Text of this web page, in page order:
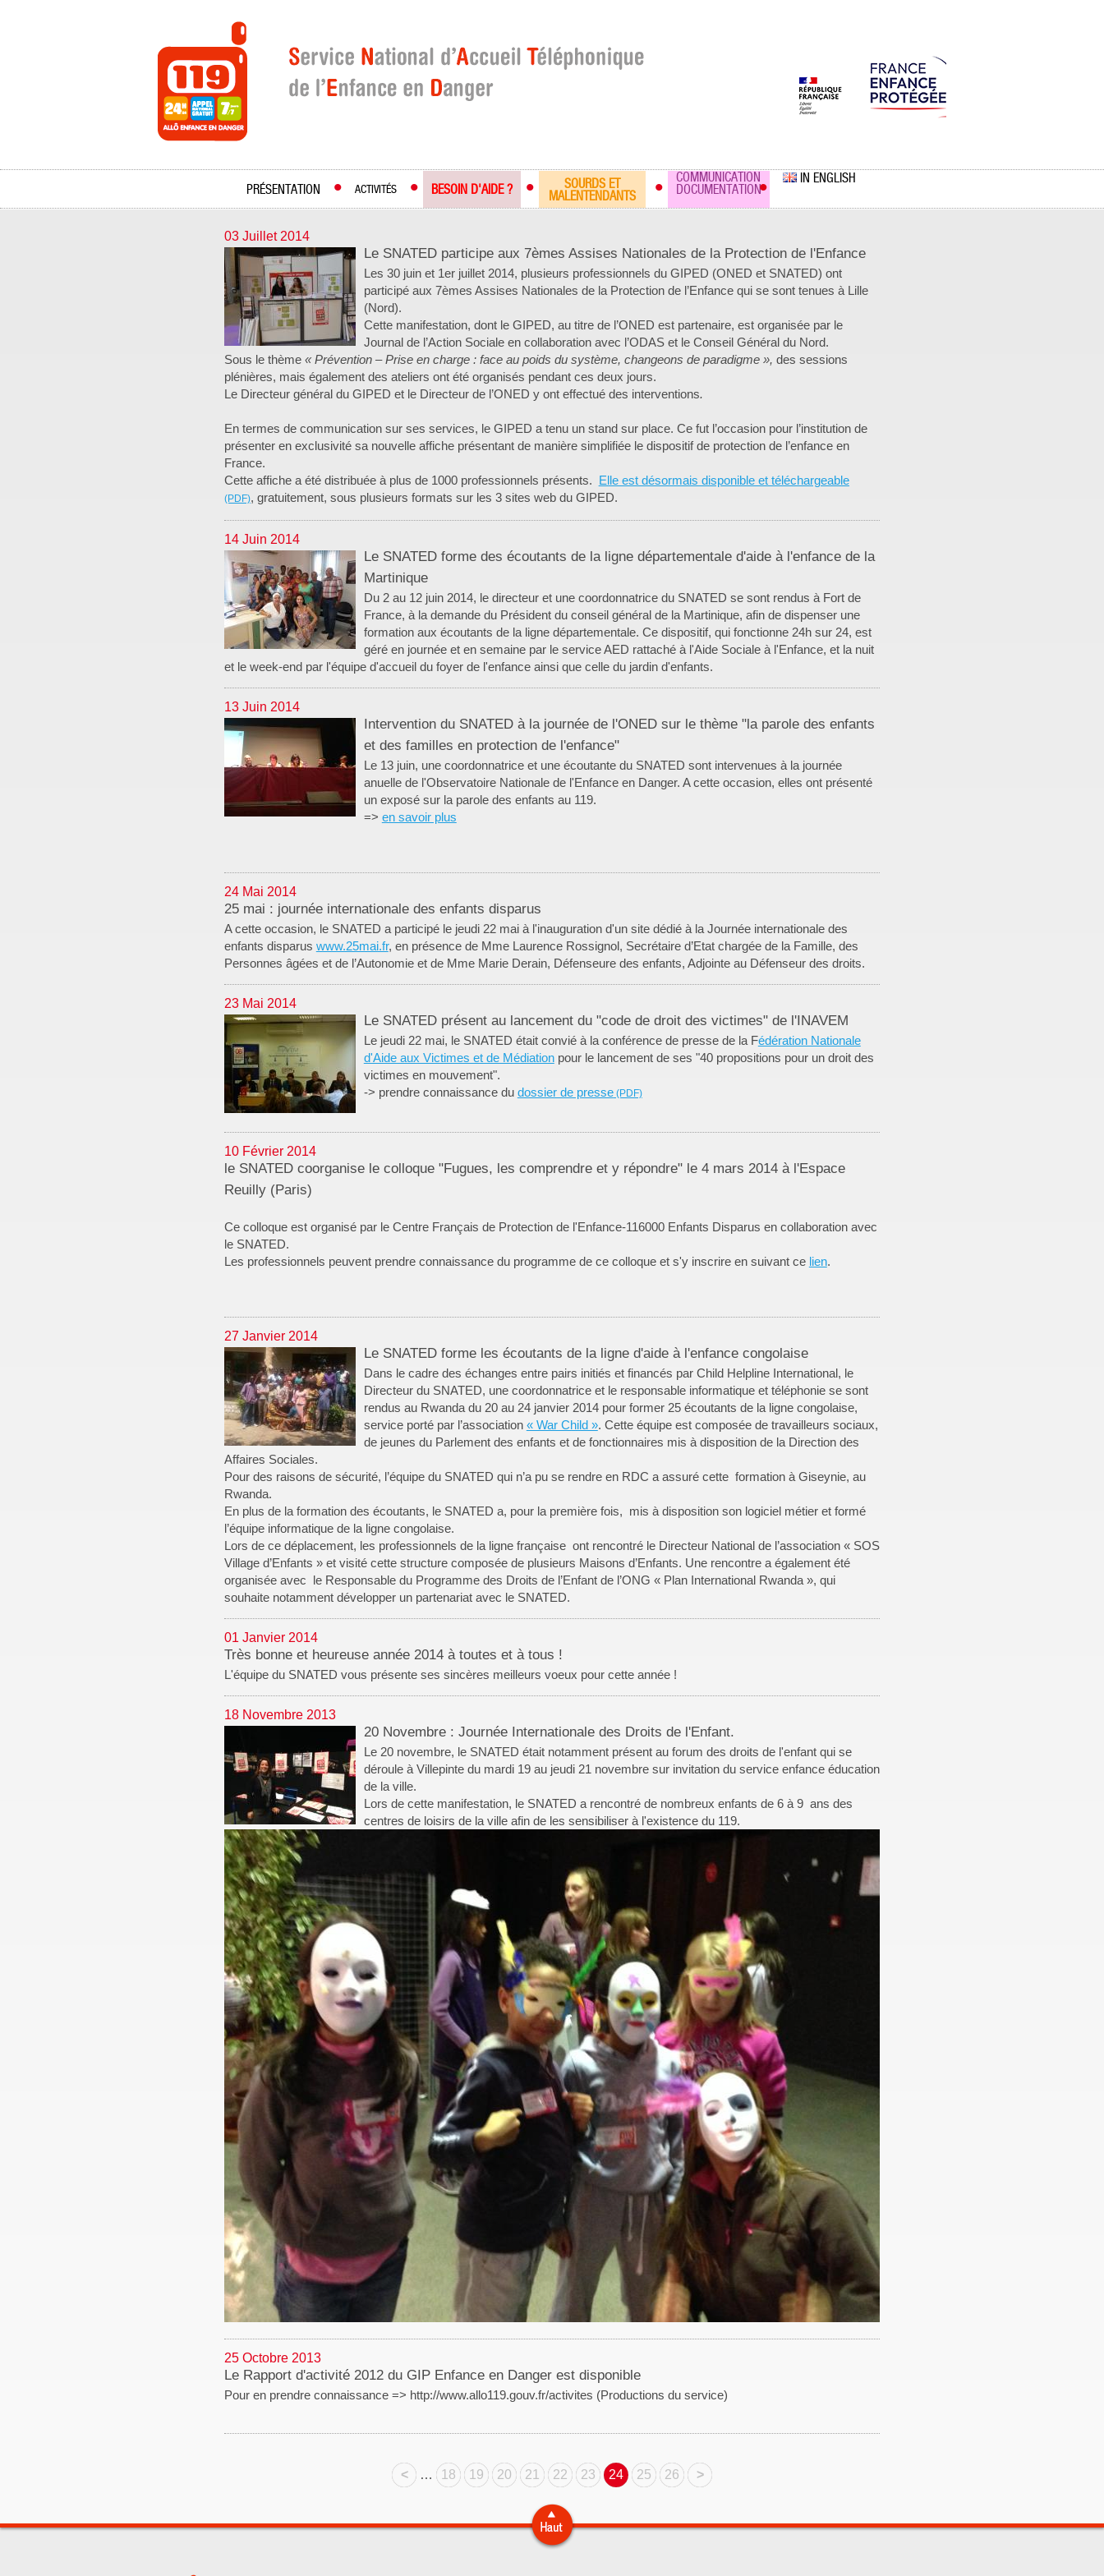
PRÉSENTATION ACTIVITÉS BESOIN D'AIDE ? SOURDS ET
MALENTENDANTS
COMMUNICATION
DOCUMENTATION
IN ENGLISH
03 Juillet 2014
Le SNATED participe aux 7èmes Assises Nationales de la Protection de l'Enfance
Les 30 juin et 1erjuillet 2014, plusieurs professionnels du GIPED (ONED et SNATED) ont
participé aux 7èmes Assises Nationales de la Protection de l’Enfance qui se sont tenues à Lille
(Nord).
Cette manifestation, dont le GIPED, au titre de l’ONED est partenaire, est organisée par le
Journal de l’Action Sociale en collaboration avec l’ODAS et le Conseil Général du Nord.
Sous le thème « Prévention – Prise en charge : face au poids du système, changeons de paradigme », des sessions
plénières, mais également des ateliers ont été organisés pendant ces deux jours.
Le Directeur général du GIPED et le Directeur de l’ONED y ont effectué des interventions.
En termes de communication sur ses services, le GIPED a tenu un stand sur place. Ce fut l’occasion pour l’institution de
présenter en exclusivité sa nouvelle affiche présentant de manière simplifiée le dispositif de protection de l’enfance en
France.
Cette affiche a été distribuée à plus de 1000 professionnels présents. Elle est désormais disponible et téléchargeable
, gratuitement, sous plusieurs formats sur les 3 sites web du GIPED.
14 Juin 2014
Le SNATED forme des écoutants de la ligne départementale d'aide à l'enfance de la
Martinique
Du 2 au 12 juin 2014, le directeur et une coordonnatrice du SNATED se sont rendus à Fort de
France, à la demande du Président du conseil général de la Martinique, afin de dispenser une
formation aux écoutants de la ligne départementale. Ce dispositif, qui fonctionne 24h sur 24, est
géré en journée et en semaine par le service AED rattaché à l'Aide Sociale à l'Enfance, et la nuit
et le week-end par l'équipe d'accueil du foyer de l'enfance ainsi que celle du jardin d'enfants.
13 Juin 2014
Intervention du SNATED à la journée de l'ONED sur le thème "la parole des enfants
et des familles en protection de l'enfance"
Le 13 juin, une coordonnatrice et une écoutante du SNATED sont intervenues à la journée
anuelle de l'Observatoire Nationale de l'Enfance en Danger. A cette occasion, elles ont présenté
un exposé sur la parole des enfants au 119.
=> en savoir plus
24 Mai 2014
25 mai : journée internationale des enfants disparus
A cette occasion, le SNATED a participé le jeudi 22 mai à l'inauguration d'un site dédié à la Journée internationale des
enfants disparus www.25mai.fr, en présence de Mme Laurence Rossignol, Secrétaire d’Etat chargée de la Famille, des
Personnes âgées et de l’Autonomie et de Mme Marie Derain, Défenseure des enfants, Adjointe au Défenseur des droits.
23 Mai 2014
Le SNATED présent au lancement du "code de droit des victimes" de l'INAVEM
Le jeudi 22 mai, le SNATED était convié à la conférence de presse de la Fédération Nationale
d'Aide aux Victimes et de Médiationpour le lancement de ses "40 propositions pour un droit des
victimes en mouvement".
-> prendre connaissance du dossier de presse
10 Février 2014
le SNATED coorganise le colloque "Fugues, les comprendre et y répondre" le 4 mars 2014 à l'Espace
Reuilly (Paris)
Ce colloque est organisé par le Centre Français de Protection de l'Enfance-116000 Enfants Disparus en collaboration avec
le SNATED.
Les professionnels peuvent prendre connaissance du programme de ce colloque et s'y inscrire en suivant ce lien.
27 Janvier 2014
Le SNATED forme les écoutants de la ligne d'aide à l'enfance congolaise
Dans le cadre des échanges entre pairs initiés et financés par Child Helpline International, le
Directeur du SNATED, une coordonnatrice et le responsable informatique et téléphonie se sont
rendus au Rwanda du 20 au 24 janvier 2014 pour former 25 écoutants de la ligne congolaise,
service porté par l’association « War Child ». Cette équipe est composée de travailleurs sociaux,
de jeunes du Parlement des enfants et de fonctionnaires mis à disposition de la Direction des
Affaires Sociales.
Pour des raisons de sécurité, l’équipe du SNATED qui n’a pu se rendre en RDC a assuré cette formation à Giseynie, au
Rwanda.
En plus de la formation des écoutants, le SNATED a, pour la première fois, mis à disposition son logiciel métier et formé
l’équipe informatique de la ligne congolaise.
Lors de ce déplacement, les professionnels de la ligne française ont rencontré le Directeur National de l’association « SOS
Village d’Enfants » et visité cette structure composée de plusieurs Maisons d’Enfants. Une rencontre a également été
organisée avec le Responsable du Programme des Droits de l’Enfant de l’ONG « Plan International Rwanda », qui
souhaite notamment développer un partenariat avec le SNATED.
01 Janvier 2014
Très bonne et heureuse année 2014 à toutes et à tous !
L'équipe du SNATED vous présente ses sincères meilleurs voeux pour cette année !
18 Novembre 2013
20 Novembre : Journée Internationale des Droits de l'Enfant.
Le 20 novembre, le SNATED était notamment présent au forum des droits de l'enfant qui se
déroule à Villepinte du mardi 19 au jeudi 21 novembre sur invitation du service enfance éducation
de la ville.
Lors de cette manifestation, le SNATED a rencontré de nombreux enfants de 6 à 9 ans des
centres de loisirs de la ville afin de les sensibiliser à l'existence du 119.
25 Octobre 2013
Le Rapport d'activité 2012 du GIP Enfance en Danger est disponible
Pour en prendre connaissance => http://www.allo119.gouv.fr/activites (Productions du service)
< … 18 19 20 21 22 23 24 25 26 >